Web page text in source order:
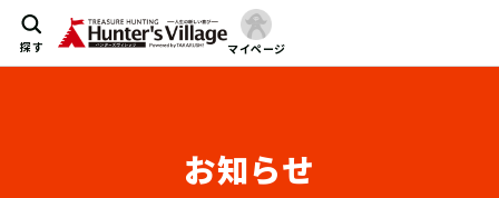
探す マイページ
お知らせ